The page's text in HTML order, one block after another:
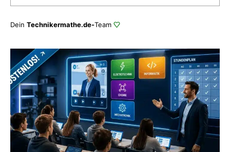
Dein Technikermathe.de-Team